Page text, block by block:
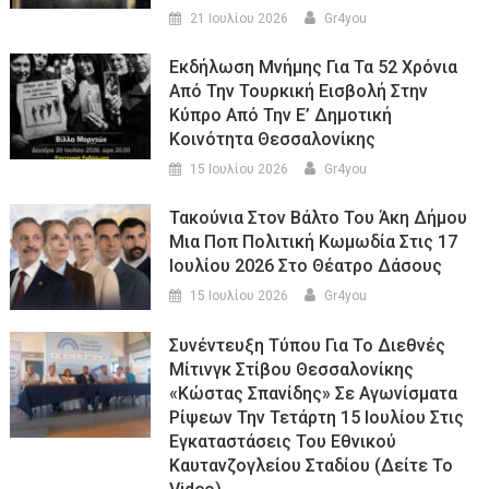
21 Ιουλίου 2026 Gr4you
Εκδήλωση Μνήμης Για Τα 52 Χρόνια
Από Την Τουρκική Εισβολή Στην
Κύπρο Από Την Ε’ Δημοτική
Κοινότητα Θεσσαλονίκης
15 Ιουλίου 2026 Gr4you
Τακούνια Στον Βάλτο Του Άκη Δήμου
Μια Ποπ Πολιτική Κωμωδία Στις 17
Ιουλίου 2026 Στο Θέατρο Δάσους
15 Ιουλίου 2026 Gr4you
Συνέντευξη Τύπου Για Το Διεθνές
Μίτινγκ Στίβου Θεσσαλονίκης
«Κώστας Σπανίδης» Σε Αγωνίσματα
Ρίψεων Την Τετάρτη 15 Ιουλίου Στις
Εγκαταστάσεις Του Εθνικού
Καυτανζογλείου Σταδίου (Δείτε Το